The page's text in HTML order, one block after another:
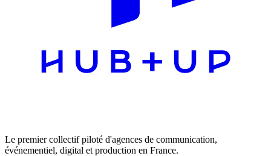
Le premier collectif piloté d'agences de communication,
événementiel, digital et production en France.